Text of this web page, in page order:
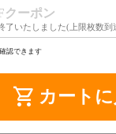
クーポン
了いたしました(上限枚数到
認できます
shopping_cart カート